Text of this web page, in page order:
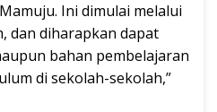
Ini dimulai melalui
dan diharapkan dapat
bahan pembelajaran
di sekolah-sekolah,”